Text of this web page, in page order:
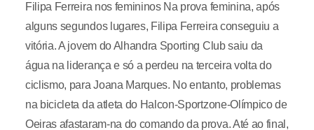
Filipa Ferreira nos femininos Na prova feminina, após
alguns segundos lugares, Filipa Ferreira conseguiu a
vitória. A jovem do Alhandra Sporting Club saiu da
água na liderança e só a perdeu na terceira volta do
ciclismo, para Joana Marques. No entanto, problemas
na bicicleta da atleta do Halcon-Sportzone-Olímpico de
Oeiras afastaram-na do comando da prova. Até ao final,